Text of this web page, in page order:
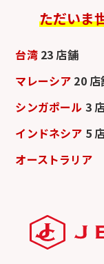
ただいま
台湾 23 店舗
マレーシア 20 店
シンガポール 3
インドネシア 5
オーストラリア